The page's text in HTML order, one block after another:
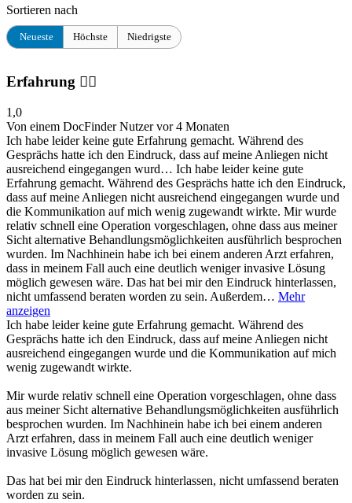
Sortieren nach
Neueste Höchste Niedrigste
Erfahrung 👎🏼
1,0
Von einem DocFinder Nutzervor 4 Monaten
Ich habe leider keine gute Erfahrung gemacht. Während des
Gesprächs hatte ich den Eindruck, dass auf meine Anliegen nicht
ausreichend eingegangen wurd… Ich habe leider keine gute
Erfahrung gemacht. Während des Gesprächs hatte ich den Eindruck,
dass auf meine Anliegen nicht ausreichend eingegangen wurde und
die Kommunikation auf mich wenig zugewandt wirkte. Mir wurde
relativ schnell eine Operation vorgeschlagen, ohne dass aus meiner
Sicht alternative Behandlungsmöglichkeiten ausführlich besprochen
wurden. Im Nachhinein habe ich bei einem anderen Arzt erfahren,
dass in meinem Fall auch eine deutlich weniger invasive Lösung
möglich gewesen wäre. Das hat bei mir den Eindruck hinterlassen,
nicht umfassend beraten worden zu sein. Außerdem… Mehr
anzeigen
Ich habe leider keine gute Erfahrung gemacht. Während des
Gesprächs hatte ich den Eindruck, dass auf meine Anliegen nicht
ausreichend eingegangen wurde und die Kommunikation auf mich
wenig zugewandt wirkte.
Mir wurde relativ schnell eine Operation vorgeschlagen, ohne dass
aus meiner Sicht alternative Behandlungsmöglichkeiten ausführlich
besprochen wurden. Im Nachhinein habe ich bei einem anderen
Arzt erfahren, dass in meinem Fall auch eine deutlich weniger
invasive Lösung möglich gewesen wäre.
Das hat bei mir den Eindruck hinterlassen, nicht umfassend beraten
worden zu sein.